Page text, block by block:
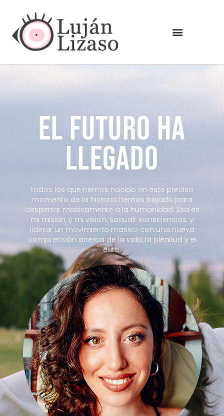
El futuro ha
llegado
todos los que hemos nacido en este preciso
momento de la historia hemos bajado para
despertar masivamente a la humanidad. Esa es
mi misión, y mi vision. Sacudir consciencias, y
liderar un movimiento masivo con una nueva
comprensión acerca de la vida, la plenitud y el
éxito.